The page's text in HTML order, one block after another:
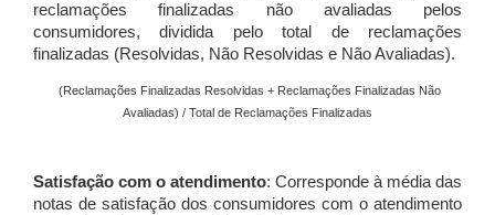
reclamações finalizadas não avaliadas pelos
consumidores, dividida pelo total de reclamações
finalizadas (Resolvidas, Não Resolvidas e Não Avaliadas).
(Reclamações Finalizadas Resolvidas + Reclamações Finalizadas Não
Avaliadas) / Total de Reclamações Finalizadas
Satisfação com o atendimento: Corresponde à média das
notas de satisfação dos consumidores com o atendimento